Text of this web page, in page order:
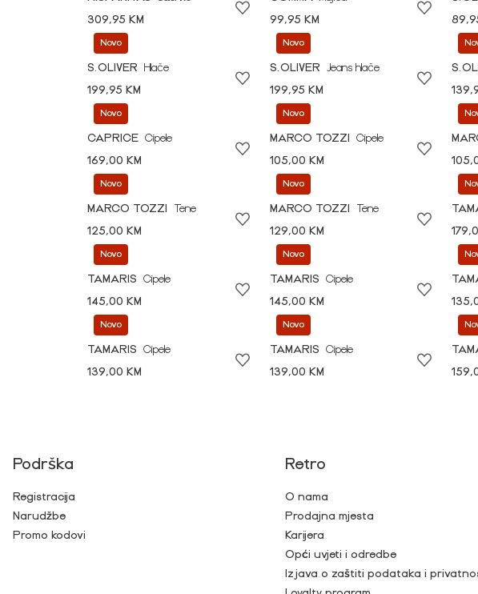
309,95 KM
99,95 KM
Novo
S.OLIVER
Hlače
199,95 KM
Novo
S.OLIVER
Jeans hlače
199,95 KM
Novo
CAPRICE Cipele
169,00 KM
Novo
MARCO TOZZI
Cipele
105,00 KM
Novo
MARCO TOZZI
Tene
125,00 KM
Novo
MARCO TOZZI
Tene
129,00 KM
Novo
TAMARIS
Cipele
145,00 KM
Novo
TAMARIS
Cipele
145,00 KM
Novo
TAMARIS
Cipele
139,00 KM
Novo
TAMARIS
Cipele
139,00 KM
Podrška
Registracija
Narudžbe
Promo kodovi
Retro
O nama
Prodajna mjesta
Karijera
Opći uvjeti i odredbe
Izjava o zaštiti podataka i